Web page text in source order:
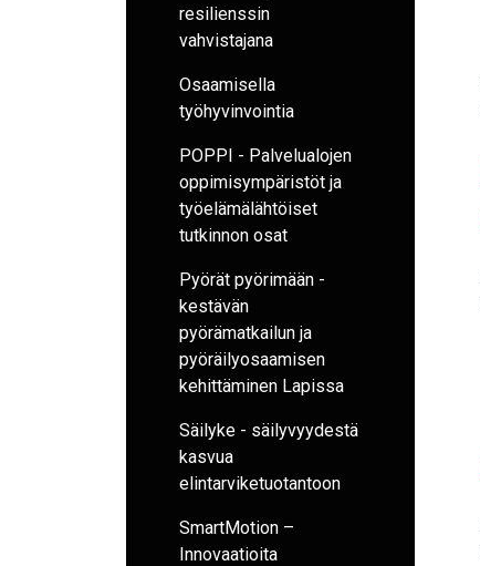
resilienssin
vahvistajana
Osaamisella
työhyvinvointia
POPPI - Palvelualojen
oppimisympäristöt ja
työelämälähtöiset
tutkinnon osat
Pyörät pyörimään -
kestävän
pyörämatkailun ja
pyöräilyosaamisen
kehittäminen Lapissa
Säilyke - säilyvyydestä
kasvua
elintarviketuotantoon
SmartMotion –
Innovaatioita